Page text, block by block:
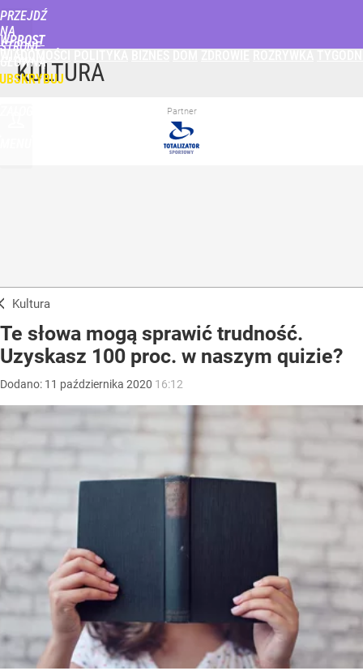
PRZEJDŹ
NA
STRONĘ
GŁÓWNĄ
WPROST
KULTURA
Partner
Kultura
Te słowa mogą sprawić trudność.
Uzyskasz 100 proc. w naszym quizie?
Dodano: 11 października 2020 16:12